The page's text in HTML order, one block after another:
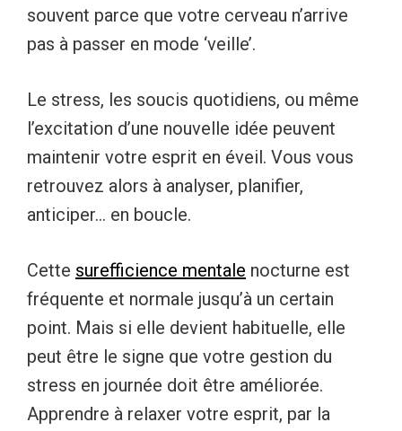
souvent parce que votre cerveau n’arrive
pas à passer en mode ‘veille’.
Le stress, les soucis quotidiens, ou même
l’excitation d’une nouvelle idée peuvent
maintenir votre esprit en éveil. Vous vous
retrouvez alors à analyser, planifier,
anticiper… en boucle.
Cette surefficience mentale nocturne est
fréquente et normale jusqu’à un certain
point. Mais si elle devient habituelle, elle
peut être le signe que votre gestion du
stress en journée doit être améliorée.
Apprendre à relaxer votre esprit, par la